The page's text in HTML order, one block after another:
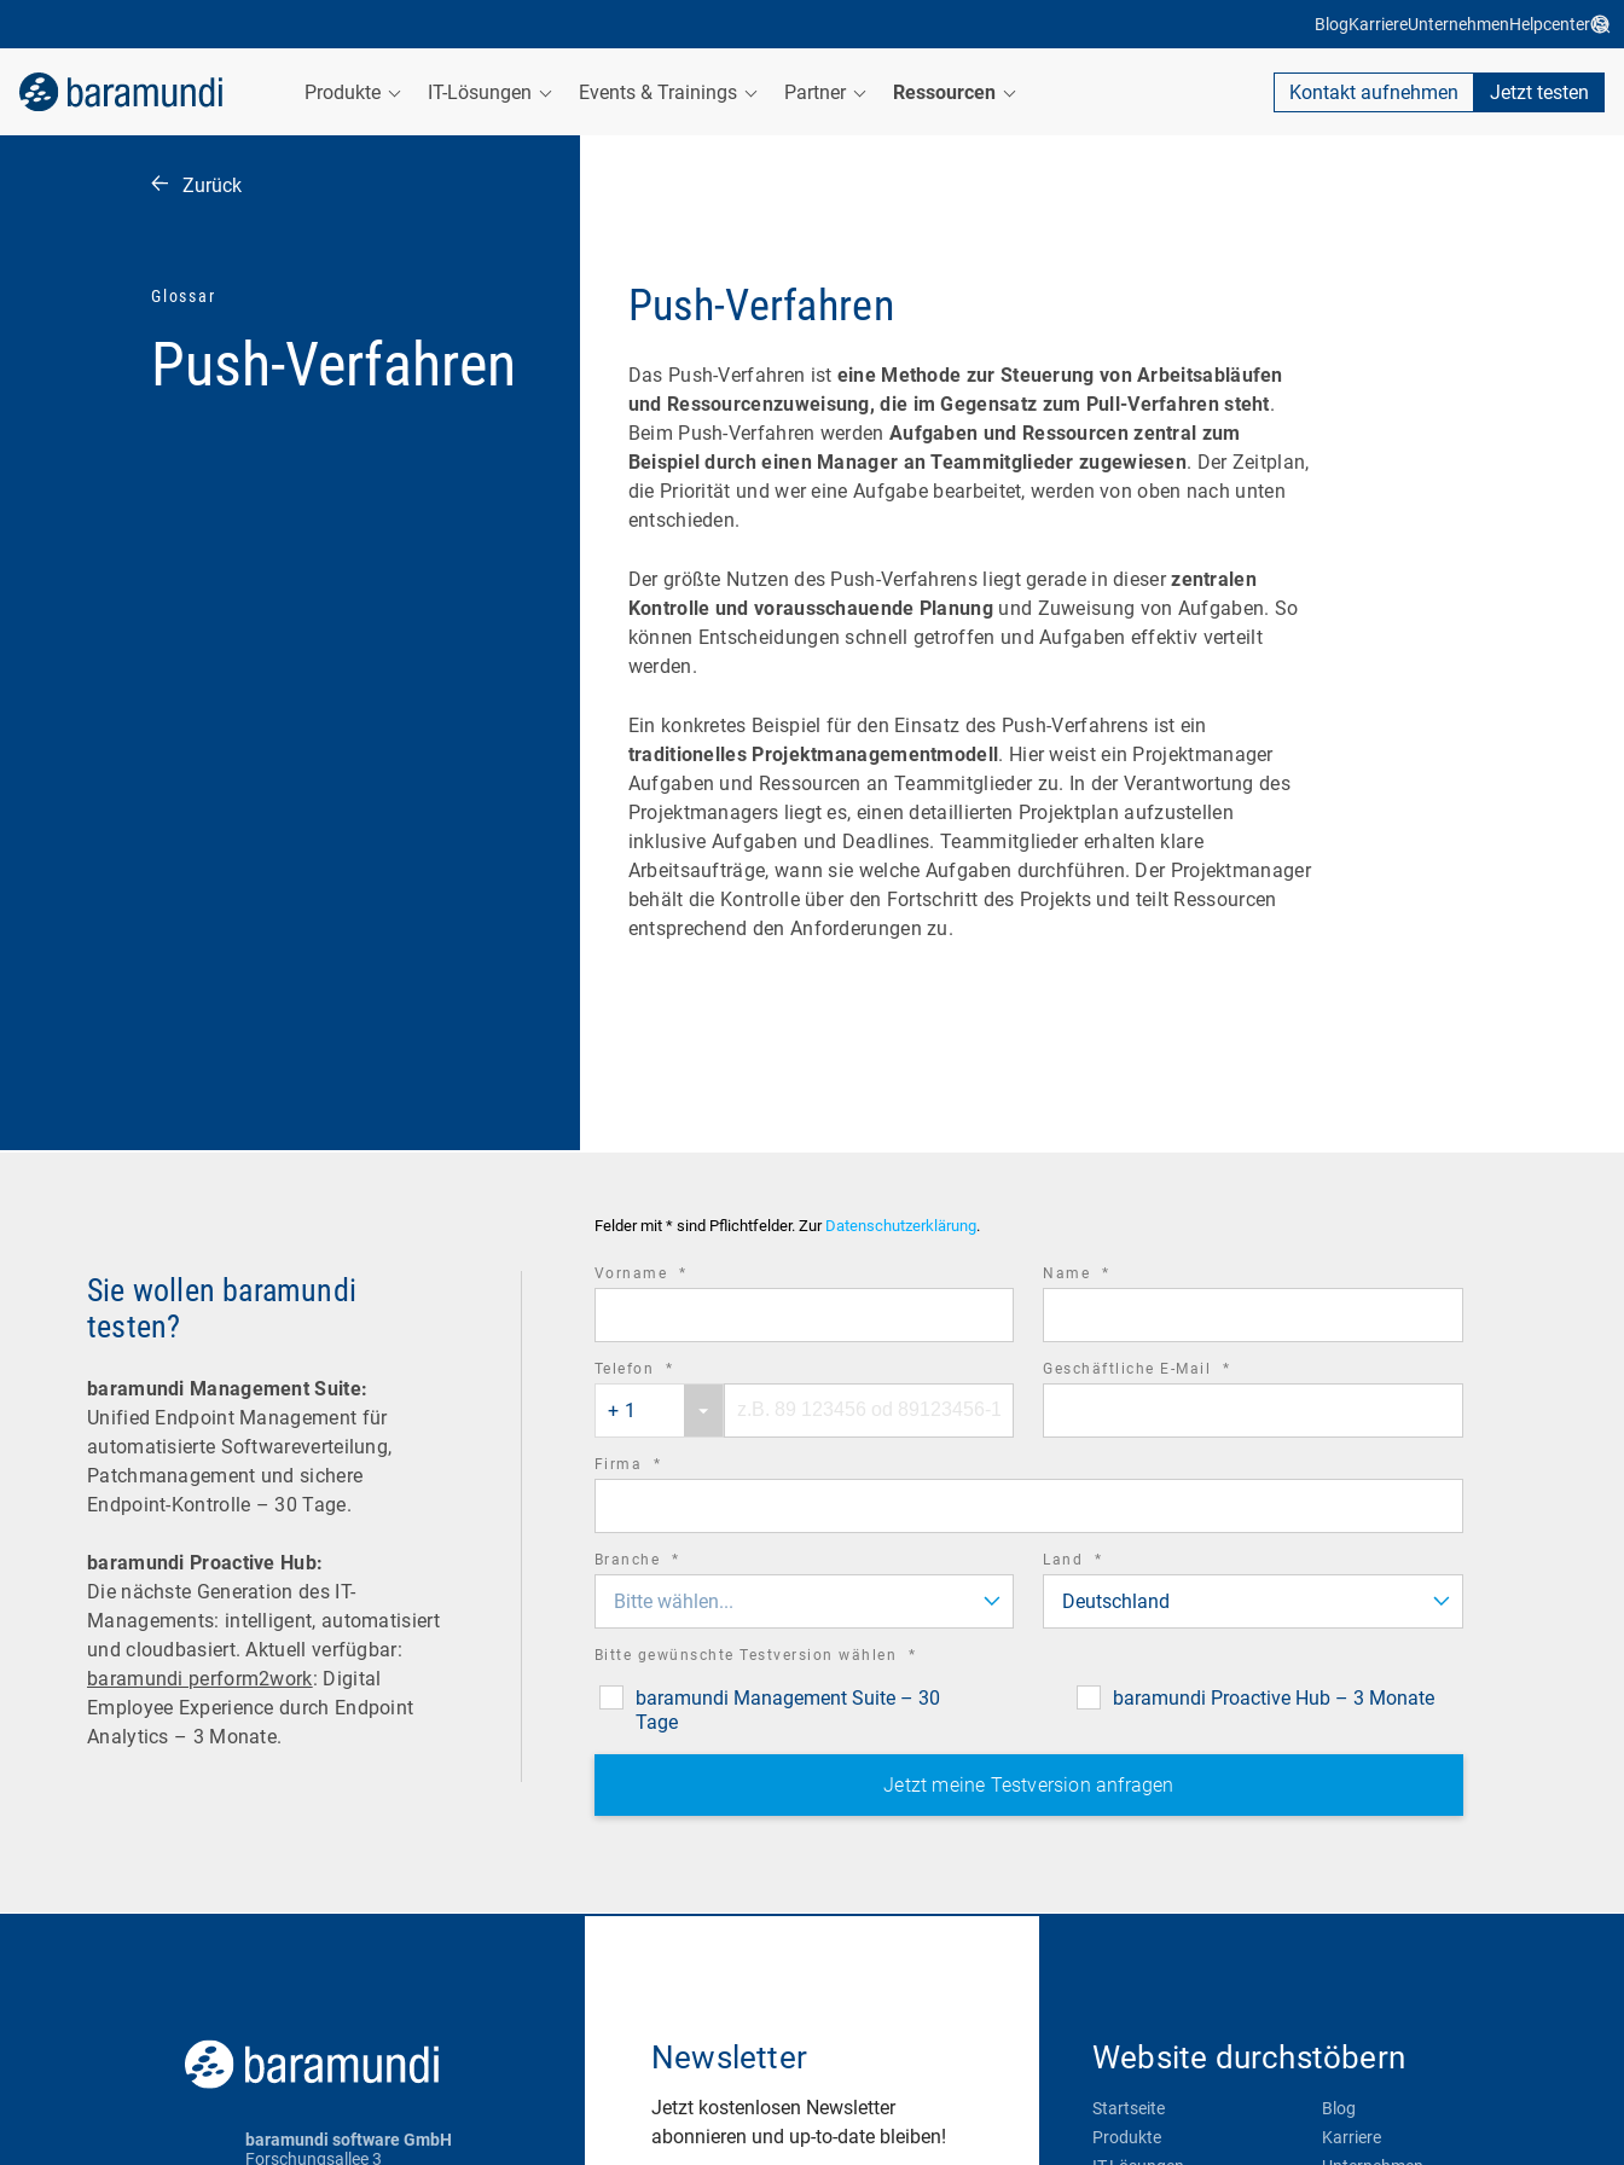
BlogKarriereUnternehmenHelpcenter
Produkte IT-Lösungen Events & Trainings Partner Ressourcen Kontakt aufnehmen Jetzt testen
Zurück
Glossar
Push-Verfahren
Push-Verfahren
Das Push-Verfahren ist eine Methode zur Steuerung von Arbeitsabläufen
und Ressourcenzuweisung, die im Gegensatz zum Pull-Verfahren steht.
Beim Push-Verfahren werden Aufgaben und Ressourcen zentral zum
Beispiel durch einen Manager an Teammitglieder zugewiesen. Der Zeitplan,
die Priorität und wer eine Aufgabe bearbeitet, werden von oben nach unten
entschieden.
Der größte Nutzen des Push-Verfahrens liegt gerade in dieserzentralen
Kontrolle und vorausschauende Planungund Zuweisung von Aufgaben. So
können Entscheidungen schnell getroffen und Aufgaben effektiv verteilt
werden.
Ein konkretes Beispiel für den Einsatz des Push-Verfahrens ist ein
traditionelles Projektmanagementmodell. Hier weist ein Projektmanager
Aufgaben und Ressourcen an Teammitglieder zu. In der Verantwortung des
Projektmanagers liegt es, einen detaillierten Projektplan aufzustellen
inklusive Aufgaben und Deadlines. Teammitglieder erhalten klare
Arbeitsaufträge, wann sie welche Aufgaben durchführen. Der Projektmanager
behält die Kontrolle über den Fortschritt des Projekts und teilt Ressourcen
entsprechend den Anforderungen zu.
Sie wollen baramundi
testen?
baramundi Management Suite:
Unified Endpoint Management für
automatisierte Software­verteilung,
Patchmanagement und sichere
Endpoint-Kontrolle – 30 Tage.
baramundi Proactive Hub:
Die nächste Generation des IT-
Managements: intelligent, automatisiert
und cloudbasiert. Aktuell verfügbar:
baramundi perform2work: Digital
Employee Experience durch Endpoint
Analytics – 3 Monate.
Felder mit * sind Pflichtfelder. Zur Datenschutzerklärung.
Vorname * Name *
Telefon *
country
code
+ 1
number
Geschäftliche E-Mail *
Firma *
Branche *
Bitte wählen...
Land *
Deutschland
Bitte gewünschte Testversion wählen *
baramundi Management Suite – 30
Tage
baramundi Proactive Hub – 3 Monate
baramundi software GmbH
Forschungsallee 3
Newsletter
Jetzt kostenlosen Newsletter
abonnieren und up-to-date bleiben!
Website durchstöbern
Startseite
Produkte
Blog
Karriere